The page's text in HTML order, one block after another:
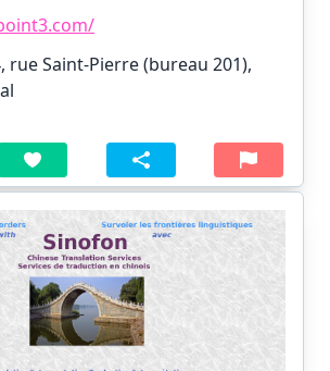
rue Saint-Pierre (bureau 201),